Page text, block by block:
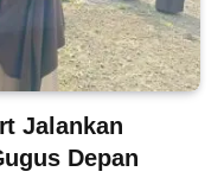
Jalankan
Depan